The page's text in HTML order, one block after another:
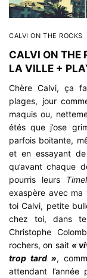
CALVI ON THE ROCKS
CALVI ON THE
LA VILLE +
Chère Calvi, ça
plages, jour
maquis ou,
étés que j’ose
parfois boitante,
et en essayant
qu’avant chaque
pourris leurs
exaspère avec ma
toi Calvi, petite
chez toi, dans
Christophe
rochers, on sait «
trop tard »,
attendant